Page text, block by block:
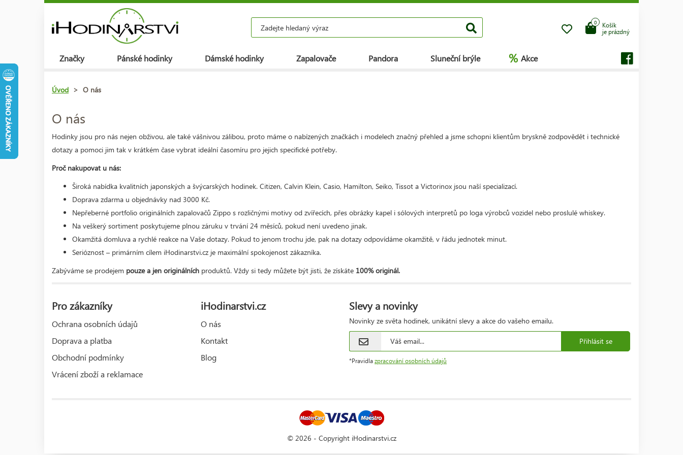
Košík
je prázdný
0
Značky Pánské hodinky Dámské hodinky Zapalovače Pandora Sluneční brýle % Akce
Úvod > O nás
O nás
Hodinky jsou pro nás nejen obživou, ale také vášnivou zálibou, proto máme o nabízených značkách i modelech značný přehled a jsme schopni klientům bryskně zodpovědět i technické
dotazy a pomoci jim tak v krátkém čase vybrat ideální časomíru pro jejich specifické potřeby.
Proč nakupovat u nás:
Široká nabídka kvalitních japonských a švýcarských hodinek. Citizen, Calvin Klein, Casio, Hamilton, Seiko, Tissot a Victorinox jsou naší specializací.
Doprava zdarma u objednávky nad 3000 Kč.
Nepřeberné portfolio originálních zapalovačů Zippo s rozličnými motivy od zvířecích, přes obrázky kapel i sólových interpretů po loga výrobců vozidel nebo proslulé whiskey.
Na veškerý sortiment poskytujeme plnou záruku v trvání 24 měsíců, pokud není uvedeno jinak.
Okamžitá domluva a rychlé reakce na Vaše dotazy. Pokud to jenom trochu jde, pak na dotazy odpovídáme okamžitě, v řádu jednotek minut.
Serióznost – primárním cílem iHodinarstvi.cz je maximální spokojenost zákazníka.
Zabýváme se prodejem pouze a jen originálních produktů. Vždy si tedy můžete být jisti, že získáte 100% originál.
Pro zákazníky
Ochrana osobních údajů
Doprava a platba
Obchodní podmínky
Vrácení zboží a reklamace
iHodinarstvi.cz
O nás
Kontakt
Blog
Slevy a novinky
Novinky ze světa hodinek, unikátní slevy a akce do vašeho emailu.
Přihlásit se
*Pravidla zpracování osobních údajů
© 2026 - Copyright iHodinarstvi.cz